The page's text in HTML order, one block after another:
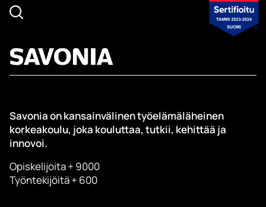
Savonia on kansainvälinen työelämäläheinen
korkeakoulu, joka kouluttaa, tutkii, kehittää ja
innovoi.
Opiskelijoita + 9000
Työntekijöitä + 600